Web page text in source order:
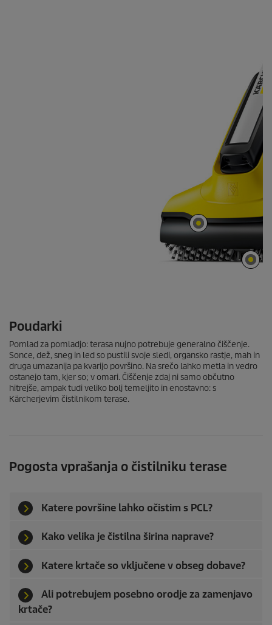
Poudarki
Pomlad za pomladjo: terasa nujno potrebuje generalno čiščenje.
Sonce, dež, sneg in led so pustili svoje sledi, organsko rastje, mah in
druga umazanija pa kvarijo površino. Na srečo lahko metla in vedro
ostanejo tam, kjer so; v omari. Čiščenje zdaj ni samo občutno
hitrejše, ampak tudi veliko bolj temeljito in enostavno: s
Kärcherjevim čistilnikom terase.
Pogosta vprašanja o čistilniku terase
Katere površine lahko očistim s PCL?
Kako velika je čistilna širina naprave?
Katere krtače so vključene v obseg dobave?
Ali potrebujem posebno orodje za zamenjavo
krtače?